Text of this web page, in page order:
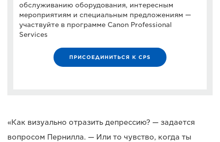
обслуживанию оборудования, интересным
мероприятиям и специальным предложениям —
участвуйте в программе Canon Professional
Services
ПРИСОЕДИНИТЬСЯ К CPS
«Как визуально отразить депрессию? — задается
вопросом Пернилла. — Или то чувство, когда ты